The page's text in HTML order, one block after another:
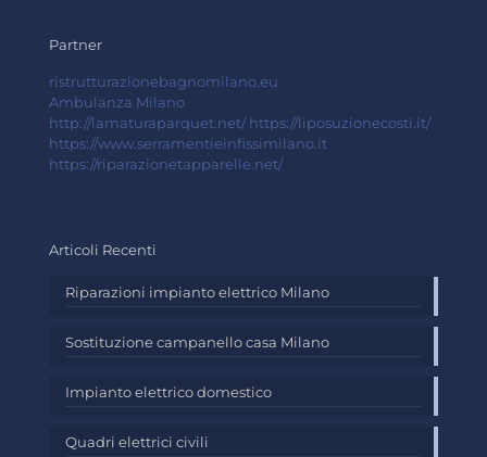
Partner
ristrutturazionebagnomilano.eu
Ambulanza Milano
http://lamaturaparquet.net/ https://liposuzionecosti.it/
https://www.serramentieinfissimilano.it
https://riparazionetapparelle.net/
Articoli Recenti
Riparazioni impianto elettrico Milano
Sostituzione campanello casa Milano
Impianto elettrico domestico
Quadri elettrici civili